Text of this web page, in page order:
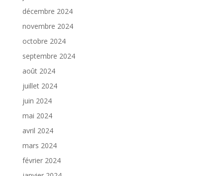
décembre 2024
novembre 2024
octobre 2024
septembre 2024
août 2024
juillet 2024
juin 2024
mai 2024
avril 2024
mars 2024
février 2024